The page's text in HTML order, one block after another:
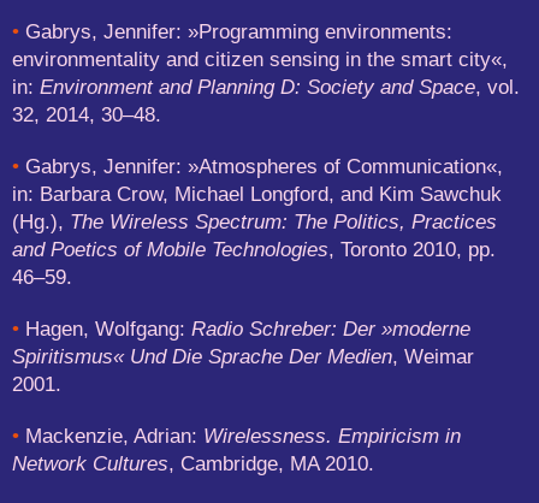
• Gabrys, Jennifer: »Programming environments:
environmentality and citizen sensing in the smart city«,
in: Environment and Planning D: Society and Space, vol.
32, 2014, 30–48.
• Gabrys, Jennifer: »Atmospheres of Communication«,
in: Barbara Crow, Michael Longford, and Kim Sawchuk
(Hg.), The Wireless Spectrum: The Politics, Practices
and Poetics of Mobile Technologies, Toronto 2010, pp.
46–59.
• Hagen, Wolfgang: Radio Schreber: Der »moderne
Spiritismus« Und Die Sprache Der Medien, Weimar
2001.
• Mackenzie, Adrian: Wirelessness. Empiricism in
Network Cultures, Cambridge, MA 2010.